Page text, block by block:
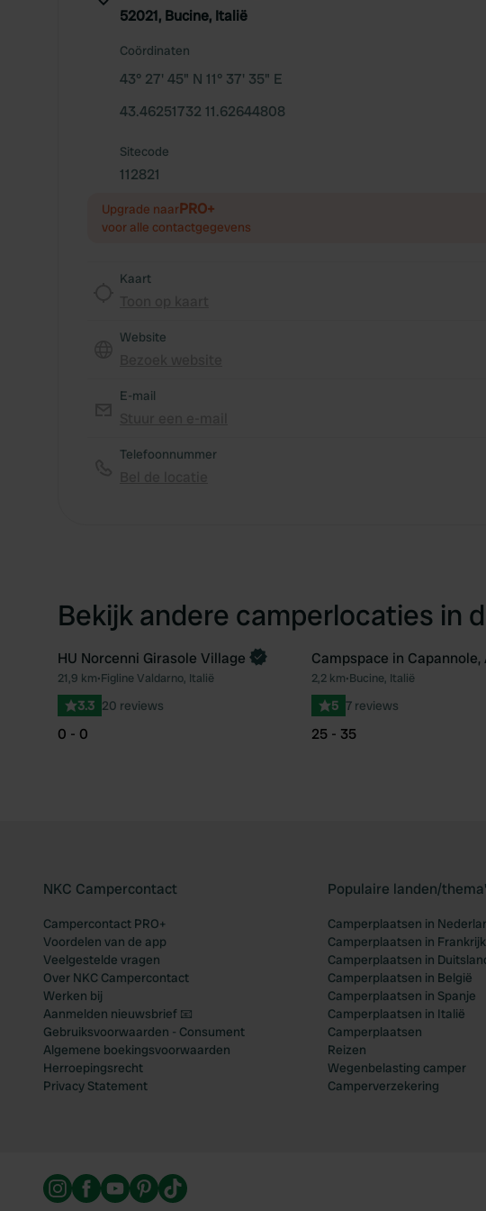
52021, Bucine, Italië
Coördinaten
43° 27' 45" N 11° 37' 35" E
43.46251732 11.62644808
Sitecode
112821
Upgrade naarPRO+
voor alle contactgegevens
Kaart
Website
E-mail
Telefoonnummer
Bekijk andere camperlocaties in
Favoriet
Boek direct
HU Norcenni Girasole Village
21,9 km•Figline Valdarno, Italië
3.3 20 reviews
0 - 0
Boek direct
Campspace in Capannole,
2,2 km•Bucine, Italië
5 7 reviews
25 - 35
NKC Campercontact
Campercontact PRO+
Voordelen van de app
Veelgestelde vragen
Over NKC Campercontact
Werken bij
Aanmelden nieuwsbrief 📧
Gebruiksvoorwaarden - Consument
Algemene boekingsvoorwaarden
Herroepingsrecht
Privacy Statement
Populaire landen/
Camperplaatsen in
Camperplaatsen in Frankrijk
Camperplaatsen in
Camperplaatsen in België
Camperplaatsen in Spanje
Camperplaatsen in Italië
Camperplaatsen
Reizen
Wegenbelasting camper
Camperverzekering